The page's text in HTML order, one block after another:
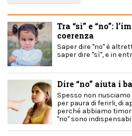
Tra “sì” e “no”:
coerenza
Saper dire "no" è
saper dire "sì", e in
Dire “no” aiuta i
Spesso non riusciamo
per paura di ferirli, di
perché abbiamo
"no" sono